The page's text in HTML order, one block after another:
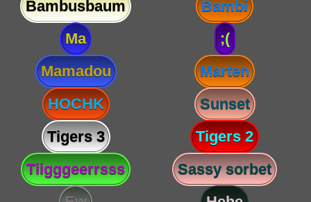
Bambusbaum
Bambi
Ma
;(
Mamadou
Marten
HOCHK
Sunset
Tigers 3
Tigers 2
Tiigggeerrsss
Sassy sorbet